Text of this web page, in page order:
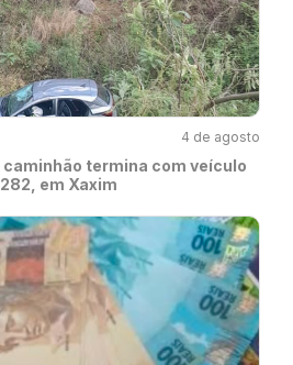
4 de agosto
termina com veículo
em Xaxim